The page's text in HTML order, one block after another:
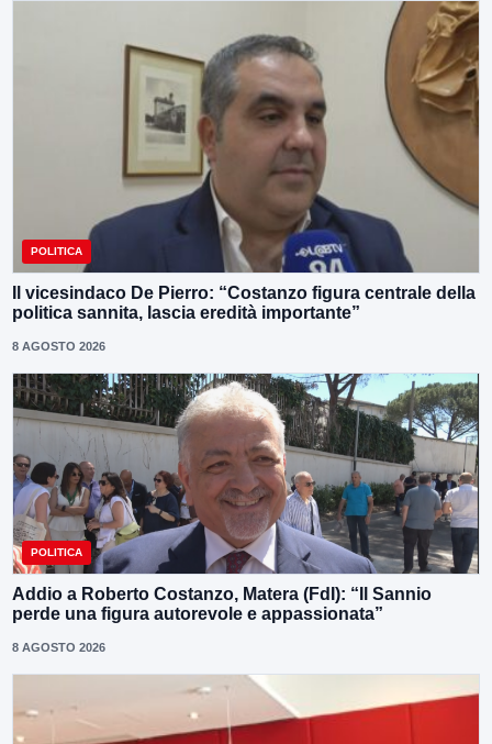
POLITICA
Il vicesindaco De Pierro: “Costanzo figura centrale della
politica sannita, lascia eredità importante”
8 AGOSTO 2026
POLITICA
Addio a Roberto Costanzo, Matera (FdI): “Il Sannio
perde una figura autorevole e appassionata”
8 AGOSTO 2026